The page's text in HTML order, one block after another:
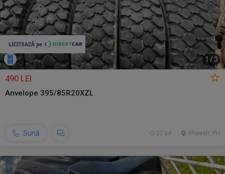
1 / 3
490 LEI
Anvelope 395/85R20XZL
Sună Ploiesti, PH
22 jul.